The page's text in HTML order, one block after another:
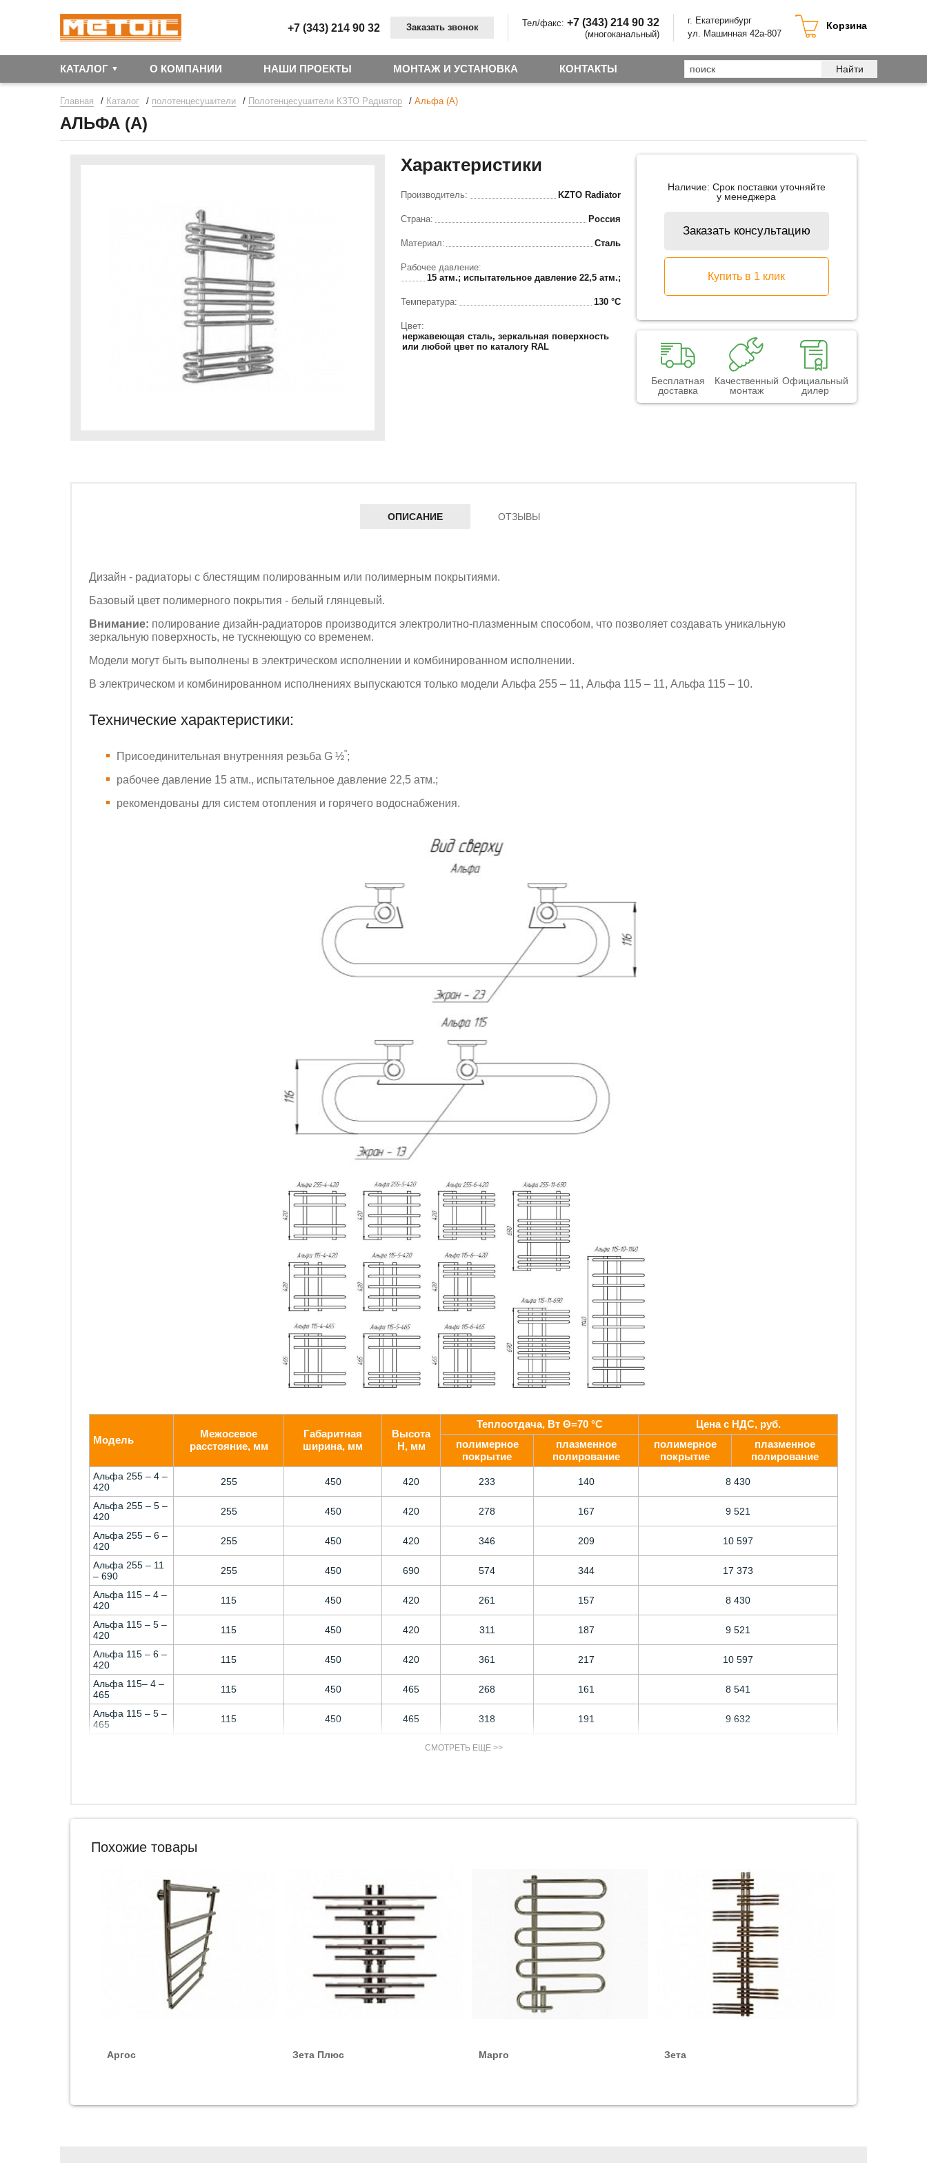
Корзина
г. Екатеринбург
ул. Машинная 42а-807
Тел/факс: +7 (343) 214 90 32
(многоканальный)
+7 (343) 214 90 32 Заказать звонок
КАТАЛОГ О КОМПАНИИ НАШИ ПРОЕКТЫ МОНТАЖ И УСТАНОВКА КОНТАКТЫ Найти
Главная / Каталог / полотенцесушители / Полотенцесушители КЗТО Радиатор / Альфа (А)
АЛЬФА (А)
Характеристики
Производитель: KZTO Radiator
Страна: Россия
Материал: Сталь
Рабочее давление:
15 атм.; испытательное давление 22,5 атм.;
Температура: 130 °С
Цвет:
нержавеющая сталь, зеркальная поверхность
или любой цвет по каталогу RAL
Наличие: Срок поставки уточняйте
у менеджера
Заказать консультацию
Купить в 1 клик
Бесплатная
доставка
Качественный
монтаж
Официальный
дилер
ОПИСАНИЕ ОТЗЫВЫ
Дизайн - радиаторы с блестящим полированным или полимерным покрытиями.
Базовый цвет полимерного покрытия - белый глянцевый.
Внимание: полирование дизайн-радиаторов производится электролитно-плазменным способом, что позволяет создавать уникальную
зеркальную поверхность, не тускнеющую со временем.
Модели могут быть выполнены в электрическом исполнении и комбинированном исполнении.
В электрическом и комбинированном исполнениях выпускаются только модели Альфа 255 – 11, Альфа 115 – 11, Альфа 115 – 10.
Технические характеристики:
Присоединительная внутренняя резьба G ½";
рабочее давление 15 атм., испытательное давление 22,5 атм.;
рекомендованы для систем отопления и горячего водоснабжения.
Модель
Межосевое
расстояние, мм
Габаритная
ширина, мм
Высота
H, мм
Теплоотдача, Вт Θ=70 °С
Цена с НДС, руб.
полимерное
покрытие
плазменное
полирование
полимерное
покрытие
плазменное
полирование
Альфа 255 – 4 –
420
255 450 420 233 140 8 430
Альфа 255 – 5 –
420
255 450 420 278 167 9 521
Альфа 255 – 6 –
420
255 450 420 346 209 10 597
Альфа 255 – 11
– 690
255 450 690 574 344 17 373
Альфа 115 – 4 –
420
115 450 420 261 157 8 430
Альфа 115 – 5 –
420
115 450 420 311 187 9 521
Альфа 115 – 6 –
420
115 450 420 361 217 10 597
Альфа 115– 4 –
465
115 450 465 268 161 8 541
Альфа 115 – 5 –
465
115 450 465 318 191 9 632
368
- покрытия «золото», «темная платина» : Стоимость = Цена из табл. х 2
Декоративные экраны из полированной нержавеющей стали
Цена с НДС, руб.
«2Э»
«1Э»
Альфа 255 – 4 – 420 -
Альфа 255 – 5 – 420
-
566
Альфа 255 – 11 – 690
Альфа 115 – 6 – 420
545 605
624
СМОТРЕТЬ ЕЩЕ >>
Похожие товары
Аргос Зета Плюс Марго Зета